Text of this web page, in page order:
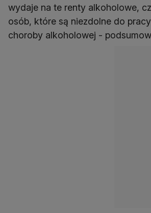
wydaje na te renty alkoholowe,
osób, które są niezdolne do
choroby alkoholowej -